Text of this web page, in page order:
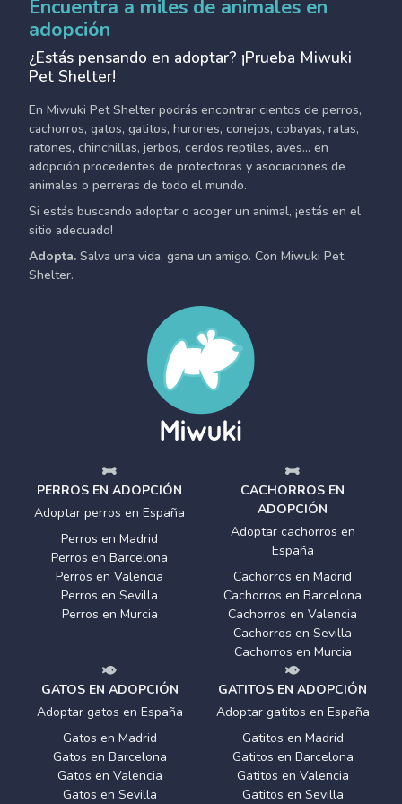
Encuentra a miles de animales en
adopción
¿Estás pensando en adoptar? ¡Prueba Miwuki
Pet Shelter!
En Miwuki Pet Shelter podrás encontrar cientos de perros,
cachorros, gatos, gatitos, hurones, conejos, cobayas, ratas,
ratones, chinchillas, jerbos, cerdos reptiles, aves... en
adopción procedentes de protectoras y asociaciones de
animales o perreras de todo el mundo.
Si estás buscando adoptar o acoger un animal, ¡estás en el
sitio adecuado!
Adopta. Salva una vida, gana un amigo. Con Miwuki Pet
Shelter.
PERROS EN ADOPCIÓN
Adoptar perros en España
Perros en Madrid
Perros en Barcelona
Perros en Valencia
Perros en Sevilla
Perros en Murcia
CACHORROS EN
ADOPCIÓN
Adoptar cachorros en
España
Cachorros en Madrid
Cachorros en Barcelona
Cachorros en Valencia
Cachorros en Sevilla
Cachorros en Murcia
GATOS EN ADOPCIÓN
Adoptar gatos en España
Gatos en Madrid
Gatos en Barcelona
Gatos en Valencia
Gatos en Sevilla
GATITOS EN ADOPCIÓN
Adoptar gatitos en España
Gatitos en Madrid
Gatitos en Barcelona
Gatitos en Valencia
Gatitos en Sevilla